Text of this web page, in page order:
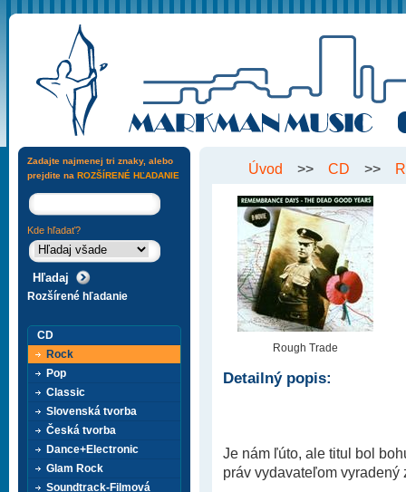
Úvod >> CD >>
Rough Trade
Detailný popis:
Je nám ľúto, ale titul bol
práv vydavateľom vyradený
Zadajte najmenej tri znaky, alebo
prejdite na ROZŠÍRENÉ HĽADANIE
Kde hľadať?
Rozšírené hľadanie
CD
Rock
Pop
Classic
Slovenská tvorba
Česká tvorba
Dance+Electronic
Glam Rock
Soundtrack-Filmová